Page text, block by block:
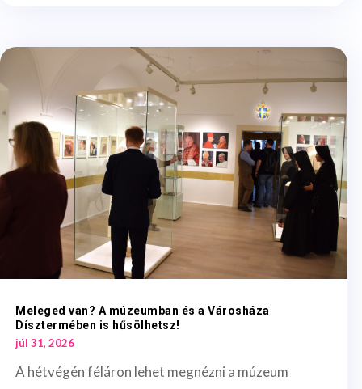
Meleged van? A múzeumban és a Városháza
Dísztermében is hűsölhetsz!
júl 31, 2026
A hétvégén féláron lehet megnézni a múzeum